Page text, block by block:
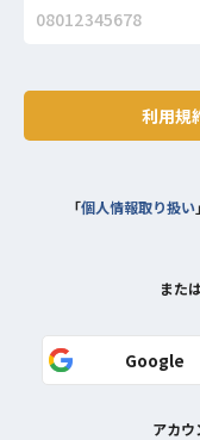
利用規
「個人情報取り扱い
また
Google
アカウ